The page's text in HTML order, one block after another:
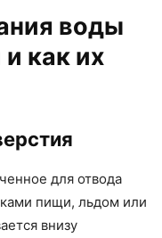
воды
как их
для отвода
пищи, льдом или
внизу